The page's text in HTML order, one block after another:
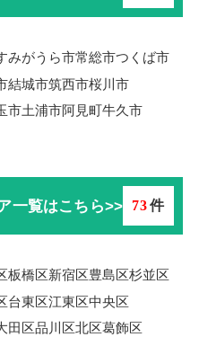
みがうら市常総市つくば市
結城市筑西市桜川市
市土浦市阿見町牛久市
一覧はこちら>> 73件
板橋区新宿区豊島区杉並区
台東区江東区中央区
田区品川区北区葛飾区